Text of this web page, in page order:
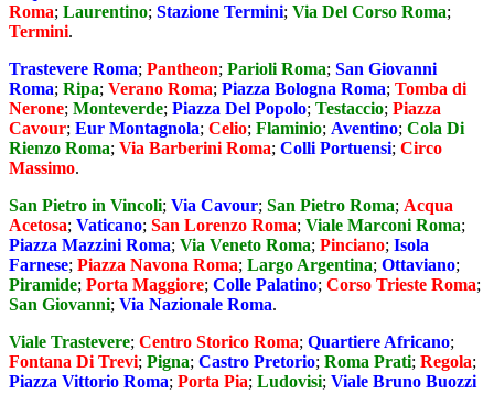
Roma; Laurentino; Stazione Termini; Via Del Corso Roma;
Termini.
Trastevere Roma; Pantheon; Parioli Roma; San Giovanni
Roma; Ripa; Verano Roma; Piazza Bologna Roma; Tomba di
Nerone; Monteverde; Piazza Del Popolo; Testaccio; Piazza
Cavour; Eur Montagnola; Celio; Flaminio; Aventino; Cola Di
Rienzo Roma; Via Barberini Roma; Colli Portuensi; Circo
Massimo.
San Pietro in Vincoli; Via Cavour; San Pietro Roma; Acqua
Acetosa; Vaticano; San Lorenzo Roma; Viale Marconi Roma;
Piazza Mazzini Roma; Via Veneto Roma; Pinciano; Isola
Farnese; Piazza Navona Roma; Largo Argentina; Ottaviano;
Piramide; Porta Maggiore; Colle Palatino; Corso Trieste Roma;
San Giovanni; Via Nazionale Roma.
Viale Trastevere; Centro Storico Roma; Quartiere Africano;
Fontana Di Trevi; Pigna; Castro Pretorio; Roma Prati; Regola;
Piazza Vittorio Roma; Porta Pia; Ludovisi; Viale Bruno Buozzi